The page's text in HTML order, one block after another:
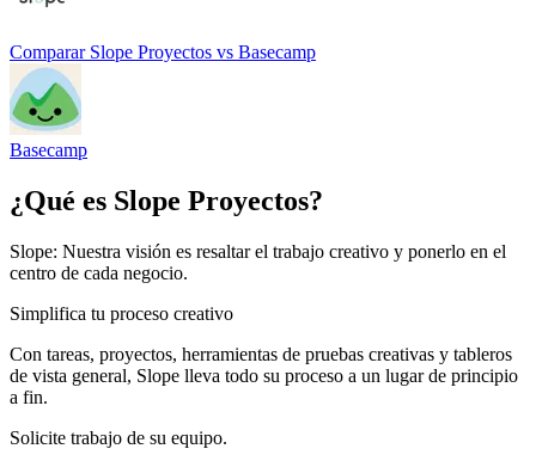
Comparar Slope Proyectos vs Basecamp
Basecamp
¿Qué es Slope Proyectos?
Slope: Nuestra visión es resaltar el trabajo creativo y ponerlo en el
centro de cada negocio.
Simplifica tu proceso creativo
Con tareas, proyectos, herramientas de pruebas creativas y tableros
de vista general, Slope lleva todo su proceso a un lugar de principio
a fin.
Solicite trabajo de su equipo.